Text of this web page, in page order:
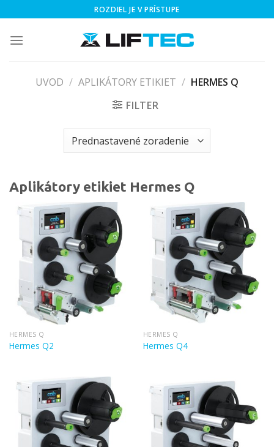
to
content
ROZDIEL JE V PRÍSTUPE
UVOD / APLIKÁTORY ETIKIET / HERMES Q
FILTER
Aplikátory etikiet Hermes Q
HERMES Q
Hermes Q2
HERMES Q
Hermes Q4